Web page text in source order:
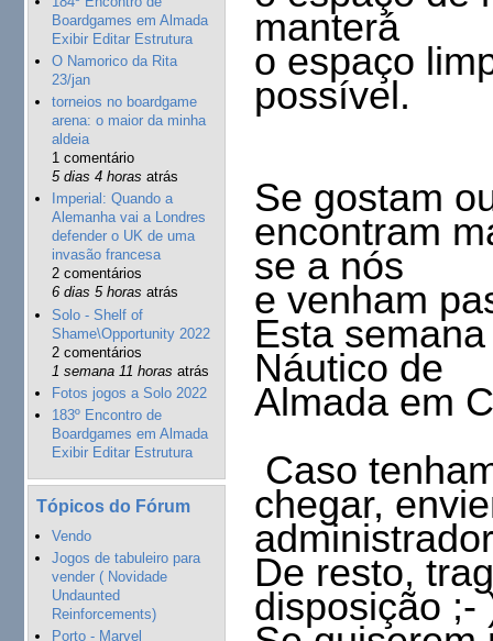
Boardgames em Almada
Exibir Editar Estrutura
O Namorico da Rita
23/jan
torneios no boardgame
arena: o maior da minha
aldeia
1 comentário
5 dias 4 horas atrás
Imperial: Quando a
Alemanha vai a Londres
defender o UK de uma
invasão francesa
2 comentários
6 dias 5 horas atrás
Solo - Shelf of
Shame\Opportunity 2022
2 comentários
1 semana 11 horas atrás
Fotos jogos a Solo 2022
183º Encontro de
Boardgames em Almada
Exibir Editar Estrutura
Tópicos do Fórum
Vendo
Jogos de tabuleiro para
vender ( Novidade
Undaunted
Reinforcements)
Porto - Marvel
manterá
o espaço
possível.
Se gostam
encontram
se a nós
e venham
Esta
Náutico de
Almada em
Caso
chegar,
De resto,
disposição ;-